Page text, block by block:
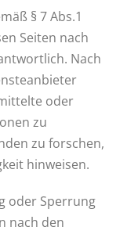
§ 7 Abs.1
Seiten nach
Nach
oder
zu
zu forschen,
hinweisen.
oder Sperrung
nach den